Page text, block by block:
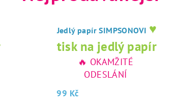
Jedlý papír SIMPSONOVI ♥
tisk na jedlý papír
🔥 OKAMŽITÉ
ODESLÁNÍ
99 Kč